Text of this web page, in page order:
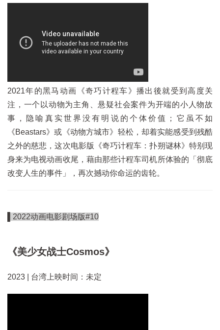
2021年的黑马动画《奇巧计程车》播出後就受到高度关
注，一个以动物为主角、悬疑社会案件为开端的小人物故
事，隐喻真实世界没有明说的个体价值；它虽不如
《Beastars》或《动物方城市》轻松，却着实能感受到残酷
之外的慈悲，这次电影版《奇巧计程车：扑朔谜林》特别现
身来为电视动画收尾，藉由那些计程车司机所体验的「彻底
改变人生的事件」，再次撼动你命运的齿轮。
▌2022动画电影剧场版#10
《美少女战士Cosmos》
2023 | 台湾上映时间：未定